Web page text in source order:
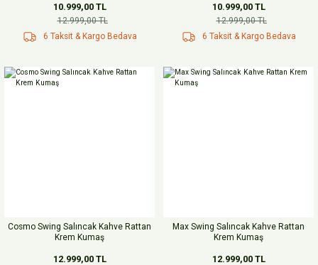
10.999,00 TL
12.999,00 TL
6 Taksit & Kargo Bedava
10.999,00 TL
12.999,00 TL
6 Taksit & Kargo Bedava
Cosmo Swing Salıncak Kahve Rattan
Krem Kumaş
12.999,00 TL
Max Swing Salıncak Kahve Rattan
Krem Kumaş
12.999,00 TL